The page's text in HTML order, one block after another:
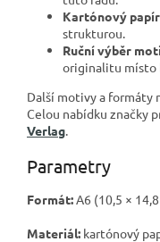
Kartónový papír
strukturou.
Ruční výběr
originalitu místo
Další motivy a formáty
Celou nabídku značky
Verlag.
Parametry
Formát:A6 (10,5 ×
Materiál: kartónový